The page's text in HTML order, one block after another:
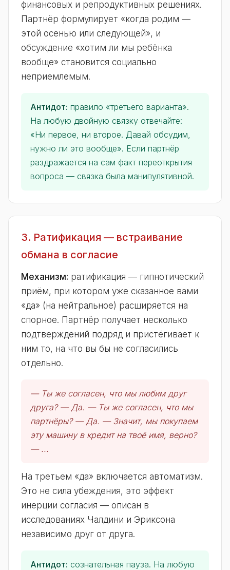
финансовых и репродуктивных решениях.
Партнёр формулирует «когда родим —
этой осенью или следующей», и
обсуждение «хотим ли мы ребёнка
вообще» становится социально
неприемлемым.
Антидот: правило «третьего варианта».
На любую двойную связку отвечайте:
«Ни первое, ни второе. Давай обсудим,
нужно ли это вообще». Если партнёр
раздражается на сам факт переоткрытия
вопроса — связка была манипулятивной.
3. Ратификация — встраивание
обмана в согласие
Механизм: ратификация — гипнотический
приём, при котором уже сказанное вами
«да» (на нейтральное) расширяется на
спорное. Партнёр получает несколько
подтверждений подряд и пристёгивает к
ним то, на что вы бы не согласились
отдельно.
— Ты же согласен, что мы любим друг
друга? — Да. — Ты же согласен, что мы
партнёры? — Да. — Значит, мы покупаем
эту машину в кредит на твоё имя, верно?
— ...
На третьем «да» включается автоматизм.
Это не сила убеждения, это эффект
инерции согласия — описан в
исследованиях Чалдини и Эриксона
независимо друг от друга.
Антидот: сознательная пауза. На любую